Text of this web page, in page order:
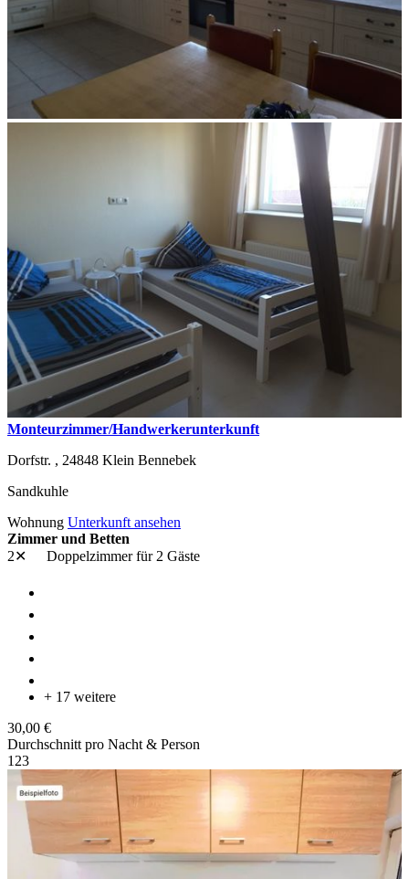
Monteurzimmer/Handwerkerunterkunft
Dorfstr. , 24848 Klein Bennebek
Sandkuhle
Wohnung Unterkunft ansehen
Zimmer und Betten
2✕
Doppelzimmerfür 2 Gäste
+ 17 weitere
30,00 €
Durchschnitt pro Nacht & Person
1 23